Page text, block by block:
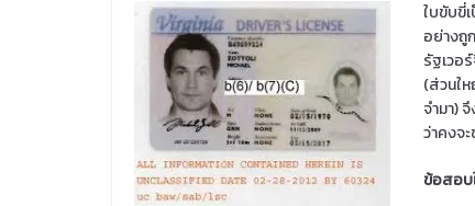
ใบขับขี่
อย่างถู
รัฐเวอ
(ส่วนใ
จำมา)
ว่าคงจ
ข้อสอบ